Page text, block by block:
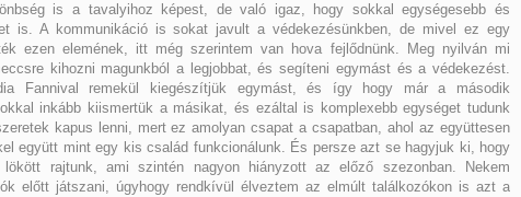
is a tavalyihoz képest, de való igaz, hogy sokkal egységesebb és
is. A kommunikáció is sokat javult a védekezésünkben, de mivel ez egy
ezen elemének, itt még szerintem van hova fejlődnünk. Meg nyilván mi
kihozni magunkból a legjobbat, és segíteni egymást és a védekezést.
Fannival remekül kiegészítjük egymást, és így hogy már a második
inkább kiismertük a másikat, és ezáltal is komplexebb egységet tudunk
kapus lenni, mert ez amolyan csapat a csapatban, ahol az együttesen
együtt mint egy kis család funkcionálunk. És persze azt se hagyjuk ki, hogy
rajtunk, ami szintén nagyon hiányzott az előző szezonban. Nekem
előtt játszani, úgyhogy rendkívül élveztem az elmúlt találkozókon is azt a